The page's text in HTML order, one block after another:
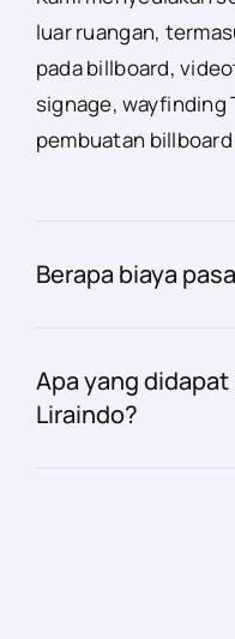
luar ruangan,
pada billboard,
signage, wayfinding
pembuatan
Berapa biaya
Apa yang
Liraindo?